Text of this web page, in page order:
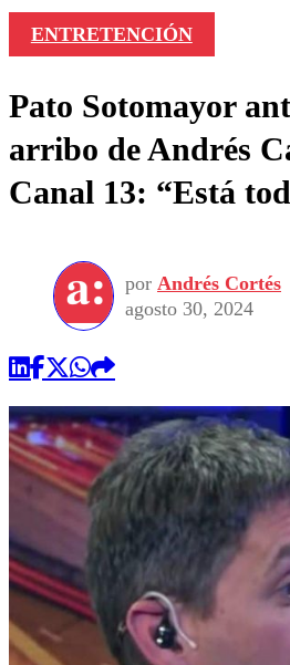
ENTRETENCIÓN
Pato Sotomayor
arribo de Andrés
Canal 13: “Está
por Andrés Cortés
agosto 30, 2024